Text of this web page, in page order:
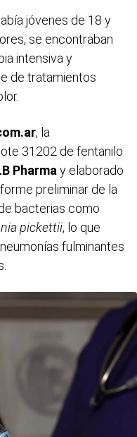
jóvenes de 18 y
se encontraban
intensiva y
de tratamientos
, la
31202 de fentanilo
Pharmay elaborado
preliminar de la
bacterias como
pickettii, lo que
fulminantes